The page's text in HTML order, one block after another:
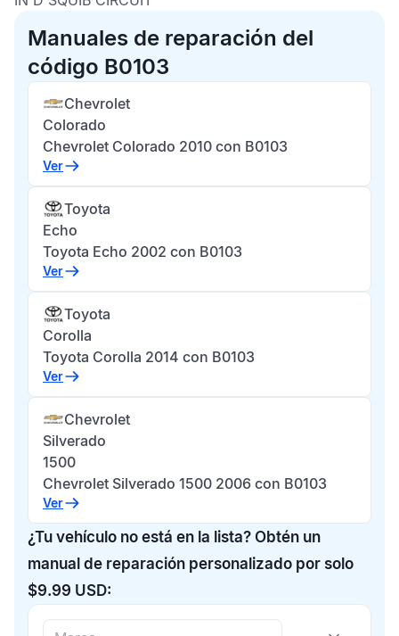
Manuales de reparación del
código B0103
Chevrolet
Colorado
Chevrolet Colorado 2010 con B0103
Ver
Toyota
Echo
Toyota Echo 2002 con B0103
Ver
Toyota
Corolla
Toyota Corolla 2014 con B0103
Ver
Chevrolet
Silverado
1500
Chevrolet Silverado 1500 2006 con B0103
Ver
¿Tu vehículo no está en la lista? Obtén un
manual de reparación personalizado por solo
$9.99 USD: